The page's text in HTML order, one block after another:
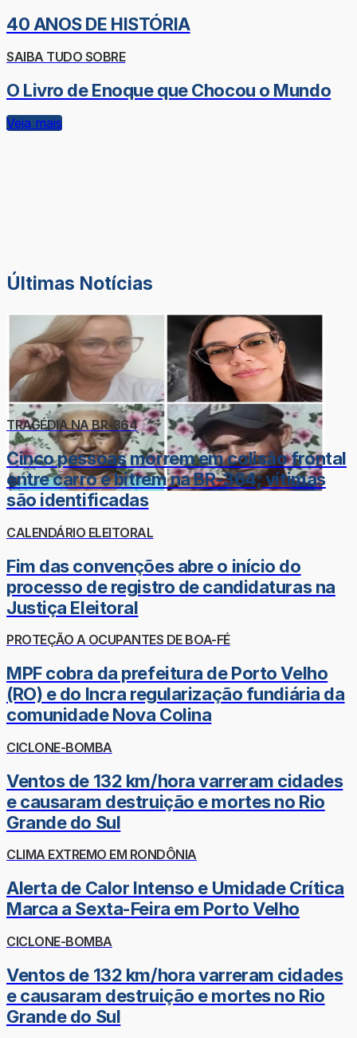
40 ANOS DE HISTÓRIA
SAIBA TUDO SOBRE
O Livro de Enoque que Chocou o Mundo
Veja mais
Últimas Notícias
TRAGÉDIA NA BR-364
Cinco pessoas morrem em colisão frontal
entre carro e bitrem na BR-364; vítimas
são identificadas
CALENDÁRIO ELEITORAL
Fim das convenções abre o início do
processo de registro de candidaturas na
Justiça Eleitoral
PROTEÇÃO A OCUPANTES DE BOA-FÉ
MPF cobra da prefeitura de Porto Velho
(RO) e do Incra regularização fundiária da
comunidade Nova Colina
CICLONE-BOMBA
Ventos de 132 km/hora varreram cidades
e causaram destruição e mortes no Rio
Grande do Sul
CLIMA EXTREMO EM RONDÔNIA
Alerta de Calor Intenso e Umidade Crítica
Marca a Sexta-Feira em Porto Velho
CICLONE-BOMBA
Ventos de 132 km/hora varreram cidades
e causaram destruição e mortes no Rio
Grande do Sul